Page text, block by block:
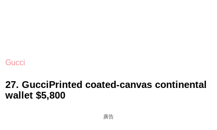
Gucci
27. GucciPrinted coated-canvas continental
wallet $5,800
廣告